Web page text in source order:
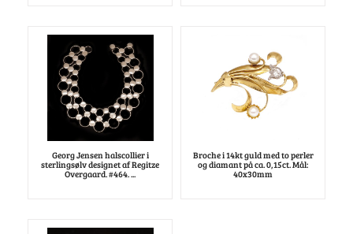
Georg Jensen halscollier i
sterlingsølv designet af Regitze
Overgaard. #464. ...
Broche i 14kt guld med to perler
og diamant på ca. 0,15ct. Mål:
40x30mm